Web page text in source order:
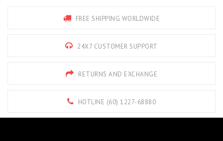
FREE SHIPPING WORLDWIDE
24X7 CUSTOMER SUPPORT
RETURNS AND EXCHANGE
HOTLINE (60) 1227-68880